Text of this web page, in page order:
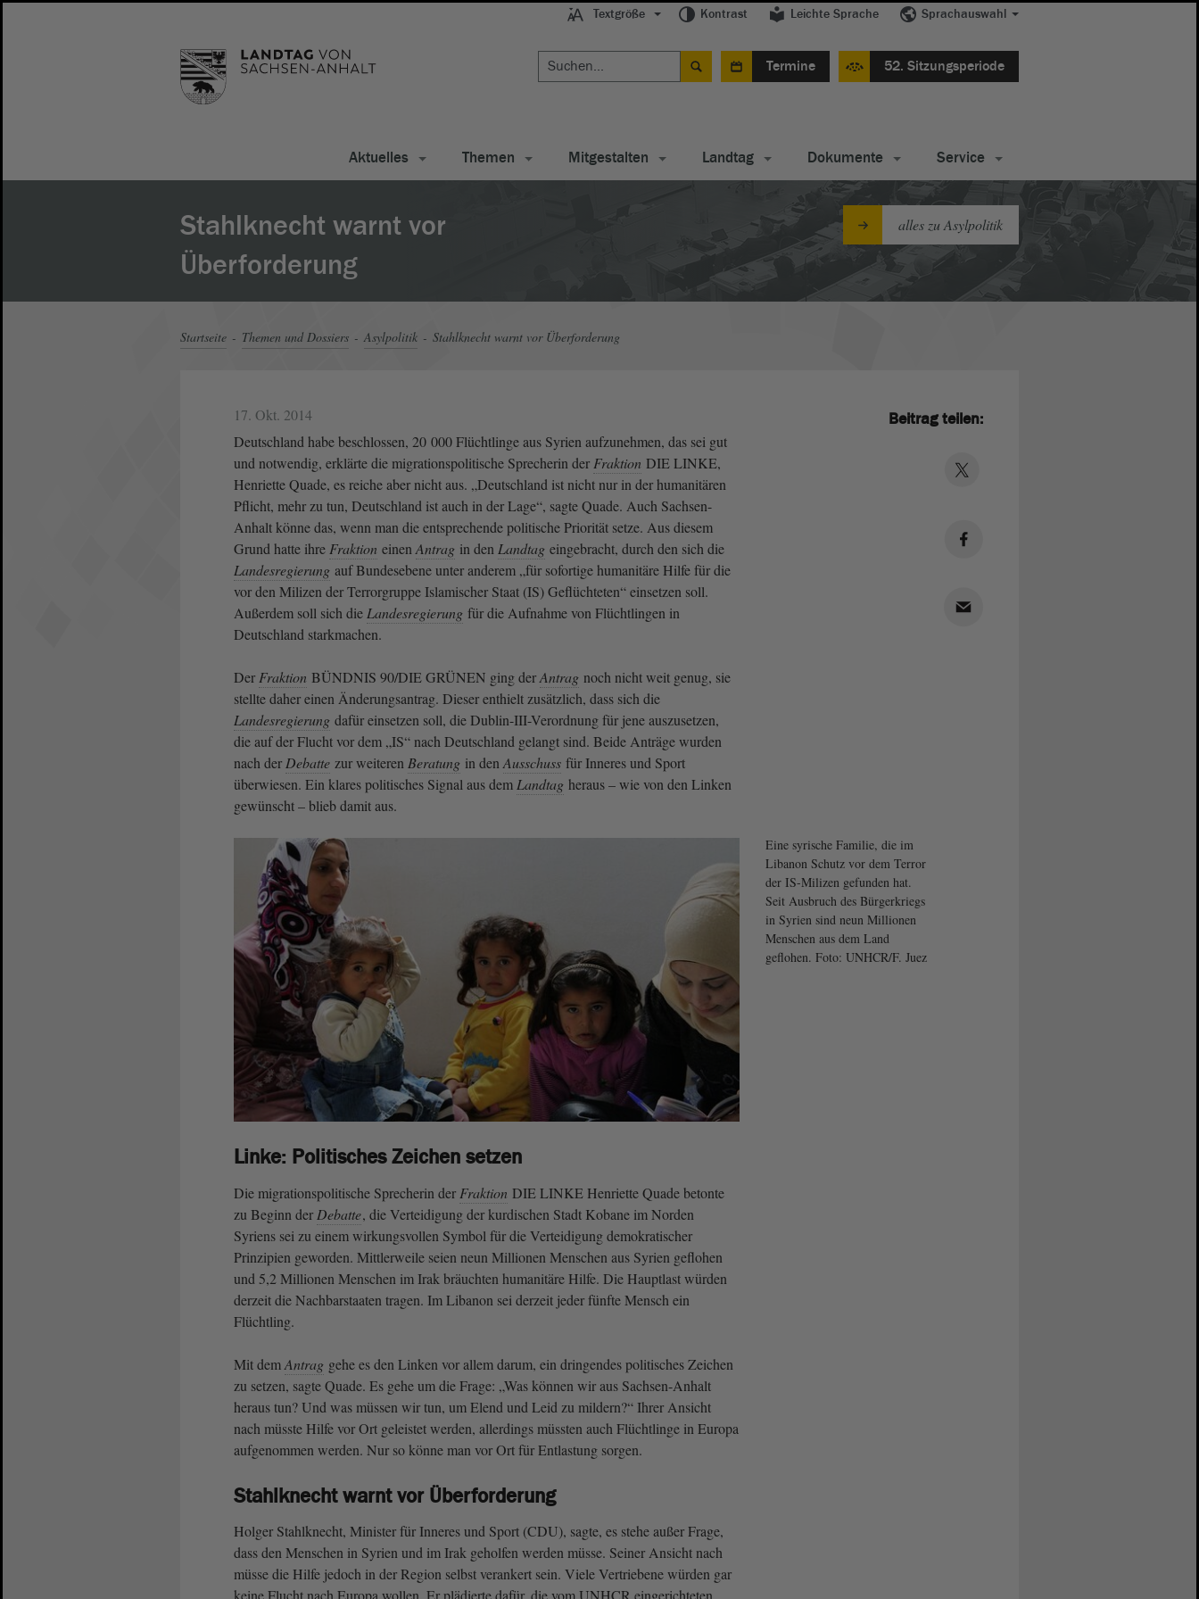
Textgröße Kontrast Leichte Sprache Sprachauswahl
Termine 52. Sitzungsperiode
Aktuelles Themen Mitgestalten Landtag Dokumente Service
Stahlknecht warnt vor
Überforderung
alles zu Asylpolitik
Startseite Themen und Dossiers Asylpolitik Stahlknecht warnt vor Überforderung
17. Okt. 2014
Deutschland habe beschlossen, 20 000 Flüchtlinge aus Syrien aufzunehmen, das sei gut
und notwendig, erklärte die migrationspolitische Sprecherin der Fraktion DIE LINKE,
Henriette Quade, es reiche aber nicht aus. „Deutschland ist nicht nur in der humanitären
Pflicht, mehr zu tun, Deutschland ist auch in der Lage“, sagte Quade. Auch Sachsen-
Anhalt könne das, wenn man die entsprechende politische Priorität setze. Aus diesem
Grund hatte ihre Fraktion einen Antrag in den Landtag eingebracht, durch den sich die
Landesregierung auf Bundesebene unter anderem „für sofortige humanitäre Hilfe für die
vor den Milizen der Terrorgruppe Islamischer Staat (IS) Geflüchteten“ einsetzen soll.
Außerdem soll sich die Landesregierung für die Aufnahme von Flüchtlingen in
Deutschland starkmachen.
Der Fraktion BÜNDNIS 90/DIE GRÜNEN ging derAntrag noch nicht weit genug, sie
stellte daher einen Änderungsantrag. Dieser enthielt zusätzlich, dass sich die
Landesregierung dafür einsetzen soll, die Dublin-III-Verordnung für jene auszusetzen,
die auf der Flucht vor dem „IS“ nach Deutschland gelangt sind. Beide Anträge wurden
nach der Debatte zur weiteren Beratung in den Ausschuss für Inneres und Sport
überwiesen. Ein klares politisches Signal aus dem Landtag heraus – wie von den Linken
gewünscht – blieb damit aus.
Eine syrische Familie, die im
Libanon Schutz vor dem Terror
der IS-Milizen gefunden hat.
Seit Ausbruch des Bürgerkriegs
in Syrien sind neun Millionen
Menschen aus dem Land
geflohen. Foto: UNHCR/F. Juez
Linke: Politisches Zeichen setzen
Die migrationspolitische Sprecherin der Fraktion DIE LINKE Henriette Quade betonte
zu Beginn der Debatte, die Verteidigung der kurdischen Stadt Kobane im Norden
Syriens sei zu einem wirkungsvollen Symbol für die Verteidigung demokratischer
Prinzipien geworden. Mittlerweile seien neun Millionen Menschen aus Syrien geflohen
und 5,2 Millionen Menschen im Irak bräuchten humanitäre Hilfe. Die Hauptlast würden
derzeit die Nachbarstaaten tragen. Im Libanon sei derzeit jeder fünfte Mensch ein
Flüchtling.
Mit demAntrag gehe es den Linken vor allem darum, ein dringendes politisches Zeichen
zu setzen, sagte Quade. Es gehe um die Frage: „Was können wir aus Sachsen-Anhalt
heraus tun? Und was müssen wir tun, um Elend und Leid zu mildern?“ Ihrer Ansicht
nach müsste Hilfe vor Ort geleistet werden, allerdings müssten auch Flüchtlinge in Europa
aufgenommen werden. Nur so könne man vor Ort für Entlastung sorgen.
Stahlknecht warnt vor Überforderung
Holger Stahlknecht, Minister für Inneres und Sport (CDU), sagte, es stehe außer Frage,
dass den Menschen in Syrien und im Irak geholfen werden müsse. Seiner Ansicht nach
müsse die Hilfe jedoch in der Region selbst verankert sein. Viele Vertriebene würden gar
keine Flucht nach Europa wollen. Er plädierte dafür, die vom UNHCR eingerichteten
Beitrag teilen: